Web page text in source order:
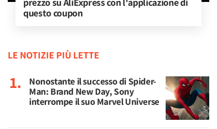
questo coupon
LE NOTIZIE PIÙ LETTE
Nonostante il successo di Spider-
Man: Brand New Day, Sony
interrompe il suo Marvel Universe